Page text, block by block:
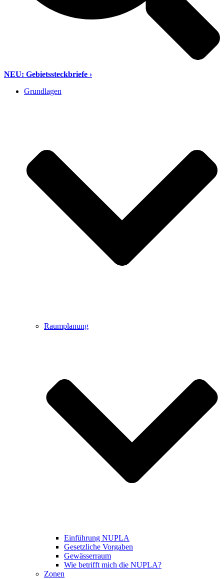
NEU: Gebietssteckbriefe ›
Grundlagen
Raumplanung
Einführung NUPLA
Gesetzliche Vorgaben
Gewässerraum
Wie betrifft mich die NUPLA?
Zonen